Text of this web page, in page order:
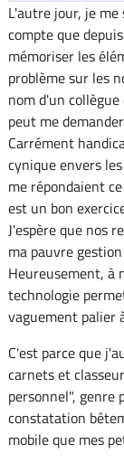
L'autre jour, je
compte que
mémoriser les
problème sur les
nom d'un
peut me
Carrément
cynique envers
me répondaient
est un bon
J'espère que nos
ma pauvre
Heureusement, à
technologie
vaguement palier
C'est parce que
carnets et
personnel", genre
constatation
mobile que mes